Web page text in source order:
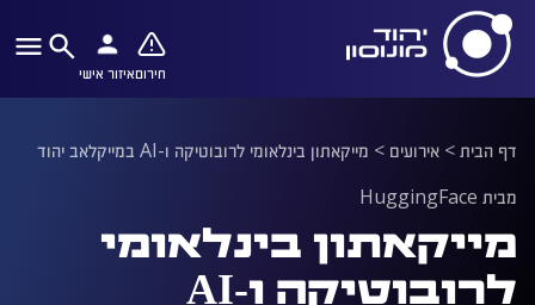
חירוםאיזור אישי
דף הבית> אירועים >
מייקאתון בינלאומי לרובוטיקה ו-AI במייקלאב יהוד
מבית HuggingFace
מייקאתון בינלאומי
לרובוטיקה ו-AI